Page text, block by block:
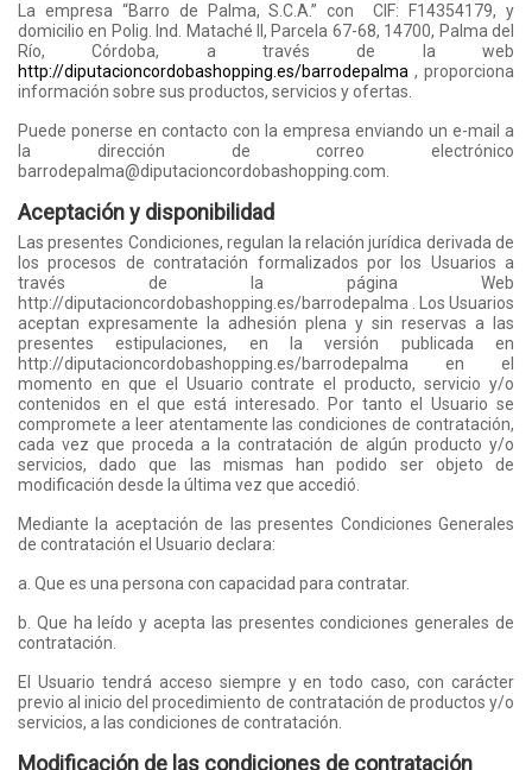
La empresa “Barro de Palma, S.C.A.” con CIF: F14354179, y
domicilio en Polig. Ind. Mataché II, Parcela 67-68, 14700, Palma del
Río, Córdoba, a través de la web
http://diputacioncordobashopping.es/barrodepalma , proporciona
información sobre sus productos, servicios y ofertas.
Puede ponerse en contacto con la empresa enviando un e-mail a
la dirección de correo electrónico
barrodepalma@diputacioncordobashopping.com.
Aceptación y disponibilidad
Las presentes Condiciones, regulan la relación jurídica derivada de
los procesos de contratación formalizados por los Usuarios a
través de la página Web
http://diputacioncordobashopping.es/barrodepalma . Los Usuarios
aceptan expresamente la adhesión plena y sin reservas a las
presentes estipulaciones, en la versión publicada en
http://diputacioncordobashopping.es/barrodepalma en el
momento en que el Usuario contrate el producto, servicio y/o
contenidos en el que está interesado. Por tanto el Usuario se
compromete a leer atentamente las condiciones de contratación,
cada vez que proceda a la contratación de algún producto y/o
servicios, dado que las mismas han podido ser objeto de
modificación desde la última vez que accedió.
Mediante la aceptación de las presentes Condiciones Generales
de contratación el Usuario declara:
a. Que es una persona con capacidad para contratar.
b. Que ha leído y acepta las presentes condiciones generales de
contratación.
El Usuario tendrá acceso siempre y en todo caso, con carácter
previo al inicio del procedimiento de contratación de productos y/o
servicios, a las condiciones de contratación.
Modificación de las condiciones de contratación